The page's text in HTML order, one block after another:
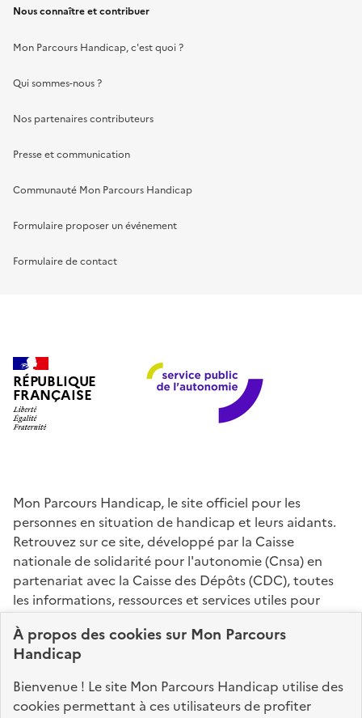
À propos descookiessur Mon Parcours
Handicap
Bienvenue ! Le site Mon Parcours Handicap utilise des
cookies permettant à ces utilisateurs de profiter
Nous connaître et contribuer
Mon Parcours Handicap, c'est quoi ?
Qui sommes-nous ?
Nos partenaires contributeurs
Presse et communication
Communauté Mon Parcours Handicap
Formulaire proposer un événement
Formulaire de contact
RÉPUBLIQUE
FRANÇAISE
Mon Parcours Handicap, le site officiel pour les
personnes en situation de handicap et leurs aidants.
Retrouvez sur ce site, développé par la Caisse
nationale de solidarité pour l'autonomie (Cnsa) en
partenariat avec la Caisse des Dépôts (CDC), toutes
les informations, ressources et services utiles pour
connaître vos droits, effectuer vos démarches,
identifier vos interlocuteurs.
Nos sites partenaires
info.gouv.fr service-public.fr legifrance.gouv.fr